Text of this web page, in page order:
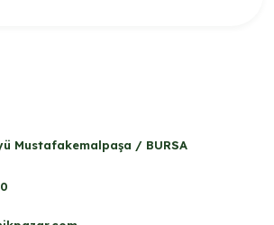
Mustafakemalpaşa / BURSA